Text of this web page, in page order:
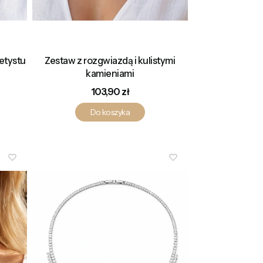
Zestaw z rozgwiazdą i kulistymi
kamieniami
Cena
103,90 zł
Do koszyka